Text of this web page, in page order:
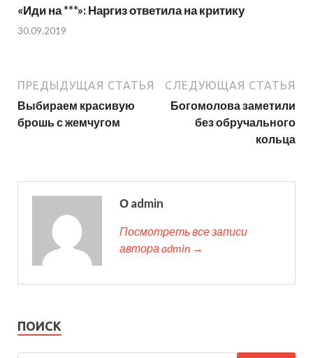
«Иди на ***»: Наргиз ответила на критику
30.09.2019
ПРЕДЫДУЩАЯ СТАТЬЯ
Выбираем красивую
брошь с жемчугом
СЛЕДУЮЩАЯ СТАТЬЯ
Богомолова заметили
без обручального
кольца
О admin
Посмотреть все записи
автора admin →
ПОИСК